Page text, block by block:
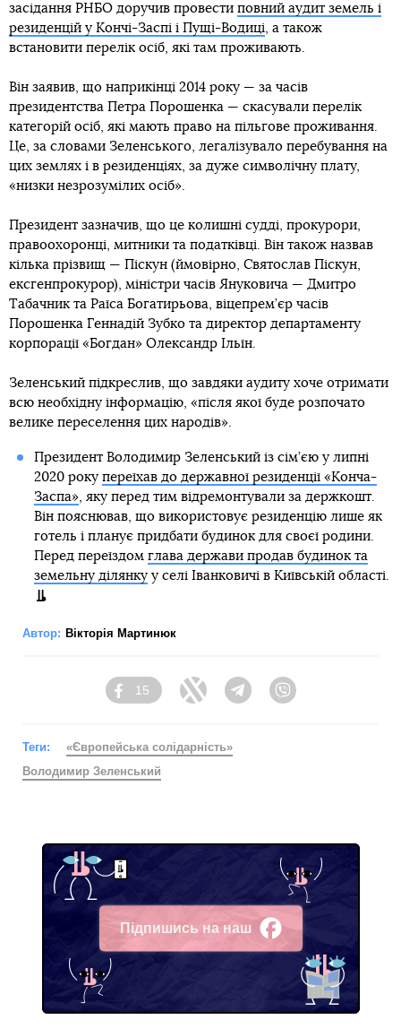
засідання РНБО доручив провести повний аудит земель і
резиденцій у Кончі-Заспі і Пущі-Водиці, а також
встановити перелік осіб, які там проживають.
Він заявив, що наприкінці 2014 року — за часів
президентства Петра Порошенка — скасували перелік
категорій осіб, які мають право на пільгове проживання.
Це, за словами Зеленського, легалізувало перебування на
цих землях і в резиденціях, за дуже символічну плату,
«низки незрозумілих осіб».
Президент зазначив, що це колишні судді, прокурори,
правоохоронці, митники та податківці. Він також назвав
кілька прізвищ — Піскун (ймовірно, Святослав Піскун,
ексгенпрокурор), міністри часів Януковича — Дмитро
Табачник та Раїса Богатирьова, віцепрем’єр часів
Порошенка Геннадій Зубко та директор департаменту
корпорації «Богдан» Олександр Ільїн.
Зеленський підкреслив, що завдяки аудиту хоче отримати
всю необхідну інформацію, «після якої буде розпочато
велике переселення цих народів».
Президент Володимир Зеленський із сім’єю у липні
2020 року переїхав до державної резиденції «Конча-
Заспа», яку перед тим відремонтували за держкошт.
Він пояснював, що використовує резиденцію лише як
готель і планує придбати будинок для своєї родини.
Перед переїздом глава держави продав будинок та
земельну ділянкуу селі Іванковичі в Київській області.
Автор: Вікторія Мартинюк
Facebook
15
Twitter Telegram
Теги:
«Європейська солідарність»
Володимир Зеленський
Підпишись на наш
Facebook